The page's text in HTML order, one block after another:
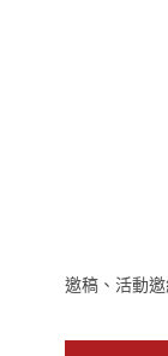
邀稿、活動